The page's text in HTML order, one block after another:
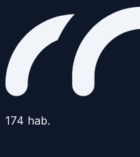
174 hab.